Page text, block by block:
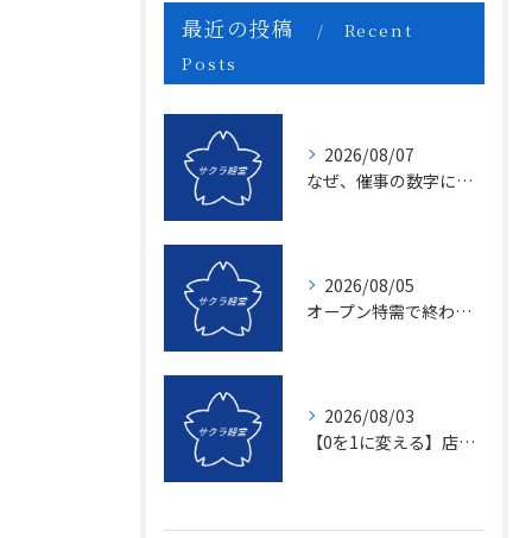
最近の投稿
Recent
Posts
2026/08/07
なぜ、催事の数字に「ムラ」が出るのか？1億を3億にする「3つの計画表」の秘密
2026/08/05
オープン特需で終わる店、成長し続ける店の決定的な違いとは？〜新規名簿開拓の２つの方法〜
2026/08/03
【0を1に変える】店頭販売のマンネリを打破する「上司のたった一つの行動」とは？